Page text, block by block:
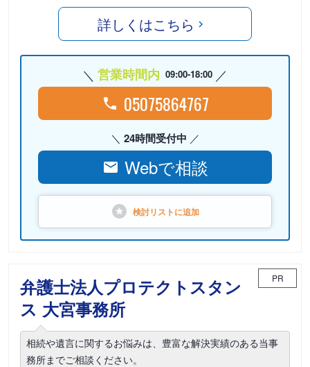
詳しくはこちら
営業時間内 09:00-18:00
05075864767
24時間受付中
Webで相談
検討リストに追加
弁護士法人プロテクトスタン
ス 大宮事務所
PR
相続や遺言に関するお悩みは、豊富な解決実績のある当事
務所までご相談ください。